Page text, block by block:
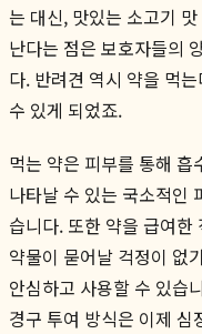
는 대신, 맛있는 소고기
난다는 점은 보호자들의
다. 반려견 역시 약을 먹
수 있게 되었죠.
먹는 약은 피부를 통해 흡
나타날 수 있는 국소적인
습니다. 또한 약을 급여
약물이 묻어날 걱정이 없
안심하고 사용할 수 있습
경구 투여 방식은 이제